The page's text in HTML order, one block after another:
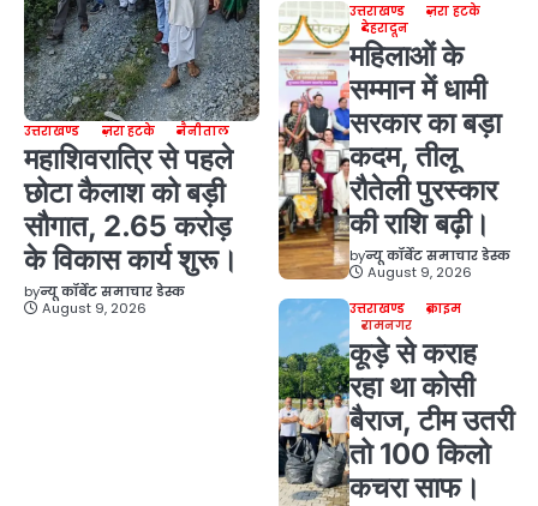
उत्तराखण्ड ज़रा हटके नैनीताल
महाशिवरात्रि से पहले
छोटा कैलाश को बड़ी
सौगात, 2.65 करोड़
के विकास कार्य शुरू।
byन्यू कॉर्बेट समाचार डेस्क
August 9, 2026
उत्तराखण्ड
ज़रा हटके
देहरादून
महिलाओं के
सम्मान में धामी
सरकार का बड़ा
कदम, तीलू
रौतेली पुरस्कार
की राशि बढ़ी।
byन्यू कॉर्बेट समाचार डेस्क
August 9, 2026
उत्तराखण्ड
क्राइम
रामनगर
कूड़े से कराह
रहा था कोसी
बैराज, टीम उतरी
तो 100 किलो
कचरा साफ।